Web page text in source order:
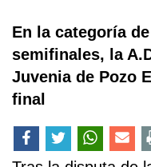
En la categoría
semifinales, la
Juvenia de Pozo
final